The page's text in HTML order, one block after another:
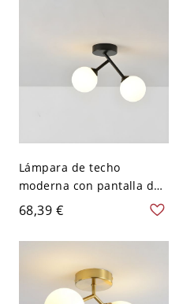
Lámpara de techo
moderna con pantalla de
vidrio blanco y marco de
metal - 110 A 120 V Negro
68,39 €